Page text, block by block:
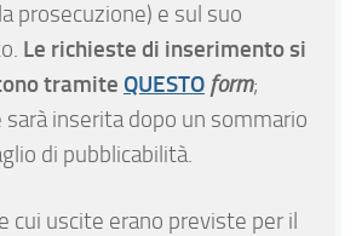
prosecuzione) e sul suo
Le richieste di inserimento si
tramite QUESTO form;
sarà inserita dopo un sommario
di pubblicabilità.
cui uscite erano previste per il